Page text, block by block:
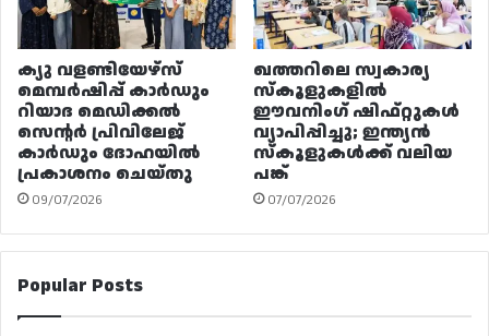
ക്യു വളണ്ടിയേഴ്‌സ്
മെമ്പർഷിപ്പ് കാർഡും
റിയാദ മെഡിക്കൽ
സെന്റർ പ്രിവിലേജ്
കാർഡും ദോഹയിൽ
പ്രകാശനം ചെയ്തു
09/07/2026
ഖത്തറിലെ സ്വകാര്യ
സ്കൂളുകളിൽ
ഈവനിംഗ് ഷിഫ്റ്റുകൾ
വ്യാപിപ്പിച്ചു; ഇന്ത്യൻ
സ്കൂളുകൾക്ക് വലിയ
പങ്ക്
07/07/2026
Popular Posts